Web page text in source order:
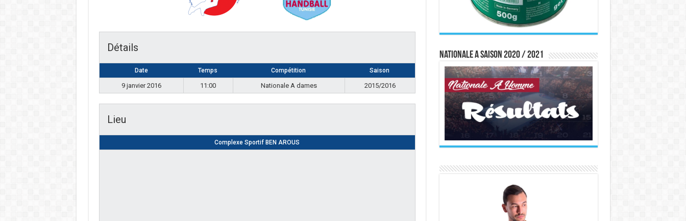
Détails
Date Temps Compétition Saison
9 janvier 2016 11:00 Nationale A dames 2015/2016
Lieu
Complexe Sportif BEN AROUS
Nationale A saison 2020 / 2021